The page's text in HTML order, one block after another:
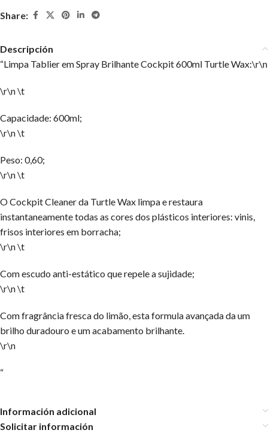
Share:
Descripción
“Limpa Tablier em Spray Brilhante Cockpit 600ml Turtle Wax:\r\n
\r\n \t
Capacidade: 600ml;
\r\n \t
Peso: 0,60;
\r\n \t
O Cockpit Cleaner da Turtle Wax limpa e restaura
instantaneamente todas as cores dos plásticos interiores: vinis,
frisos interiores em borracha;
\r\n \t
Com escudo anti-estático que repele a sujidade;
\r\n \t
Com fragrância fresca do limão, esta formula avançada da um
brilho duradouro e um acabamento brilhante.
\r\n
“
Información adicional
Solicitar información